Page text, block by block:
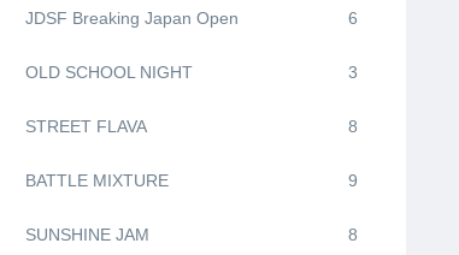
JDSF Breaking Japan Open 6
OLD SCHOOL NIGHT 3
STREET FLAVA 8
BATTLE MIXTURE 9
SUNSHINE JAM 8